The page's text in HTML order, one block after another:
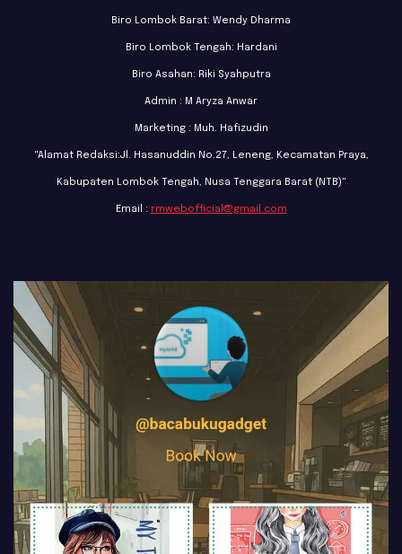
Biro Lombok Barat: Wendy Dharma
Biro Lombok Tengah: Hardani
Biro Asahan: Riki Syahputra
Admin : M Aryza Anwar
Marketing : Muh. Hafizudin
"Alamat Redaksi:Jl. Hasanuddin No.27, Leneng, Kecamatan Praya,
Kabupaten Lombok Tengah, Nusa Tenggara Barat (NTB)"
Email : rmwebofficial@gmail.com